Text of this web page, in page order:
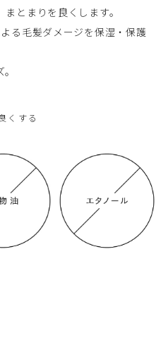
とまりを良くします。
る毛髪ダメージを保湿・保護
くする